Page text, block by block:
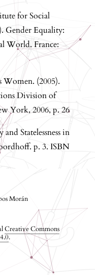
Morán
Creative Commons
.
for Social
Gender Equality:
World. France:
(2005).
Division of
York, 2006, p. 26
Statelessness in
p. 3. ISBN